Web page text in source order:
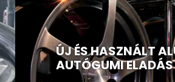
ÚJ ÉS HASZNÁLT
AUTÓGUMI ELADÁS